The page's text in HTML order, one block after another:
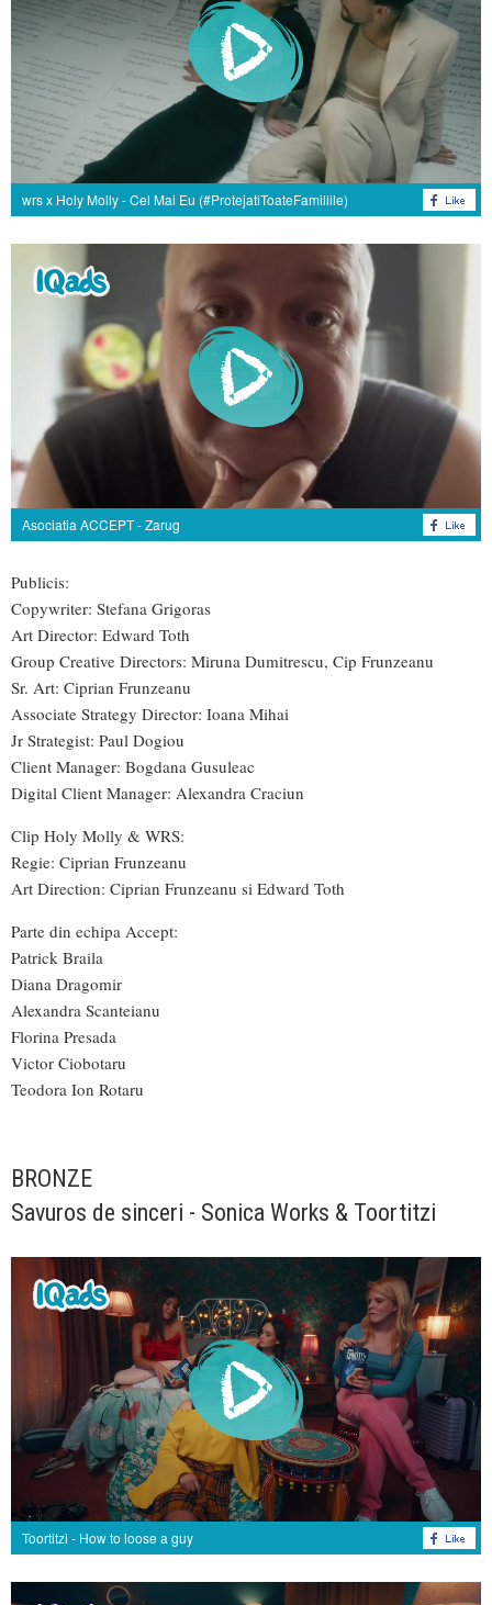
wrs x Holy Molly - Cel Mai Eu (#ProtejatiToateFamiliile)
Asociatia ACCEPT - Zarug
Publicis:
Copywriter: Stefana Grigoras
Art Director: Edward Toth
Group Creative Directors: Miruna Dumitrescu, Cip Frunzeanu
Sr. Art: Ciprian Frunzeanu
Associate Strategy Director: Ioana Mihai
Jr Strategist: Paul Dogiou
Client Manager: Bogdana Gusuleac
Digital Client Manager: Alexandra Craciun
Clip Holy Molly & WRS:
Regie: Ciprian Frunzeanu
Art Direction: Ciprian Frunzeanu si Edward Toth
Parte din echipa Accept:
Patrick Braila
Diana Dragomir
Alexandra Scanteianu
Florina Presada
Victor Ciobotaru
Teodora Ion Rotaru
BRONZE
Savuros de sinceri - Sonica Works & Toortitzi
Toortitzi - How to loose a guy